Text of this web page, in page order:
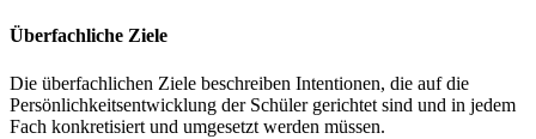
Überfachliche Ziele
Die überfachlichen Ziele beschreiben Intentionen, die auf die
Persönlichkeitsentwicklung der Schüler gerichtet sind und in jedem
Fach konkretisiert und umgesetzt werden müssen.